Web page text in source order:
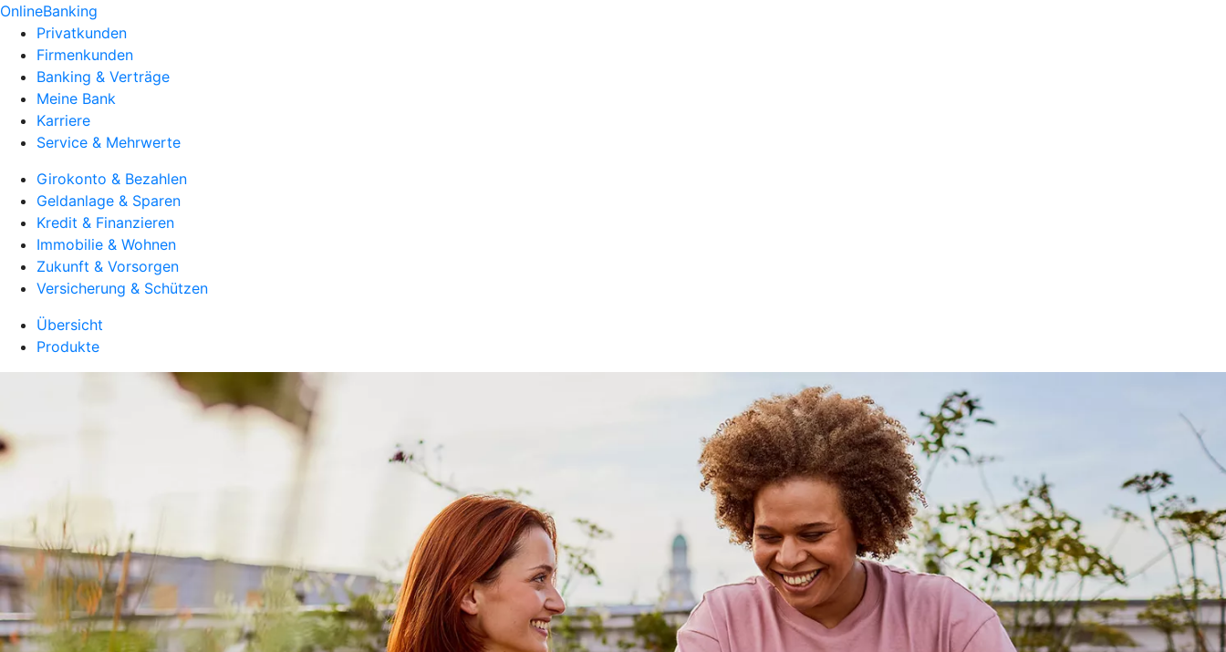
OnlineBanking
Privatkunden
Firmenkunden
Banking & Verträge
Meine Bank
Karriere
Service & Mehrwerte
Girokonto & Bezahlen
Geldanlage & Sparen
Kredit & Finanzieren
Immobilie & Wohnen
Zukunft & Vorsorgen
Versicherung & Schützen
Übersicht
Produkte